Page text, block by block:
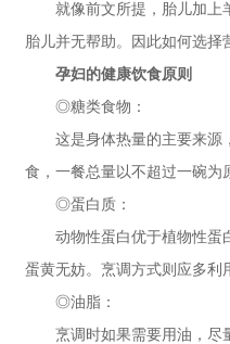
就像前文所提，胎儿加上羊
胎儿并无帮助。因此如何选
孕妇的健康饮食原则
◎糖类食物：
这是身体热量的主要来源，
食，一餐总量以不超过一碗为
◎蛋白质：
动物性蛋白优于植物性蛋白
蛋黄无妨。烹调方式则应多利
◎油脂：
烹调时如果需要用油，尽量